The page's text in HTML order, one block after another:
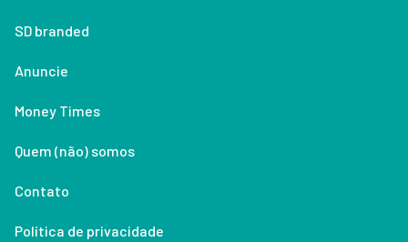
SD branded
Anuncie
Money Times
Quem (não) somos
Contato
Política de privacidade